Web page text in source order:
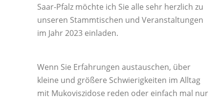
Saar-Pfalz möchte ich Sie alle sehr herzlich zu
unseren Stammtischen und Veranstaltungen
im Jahr 2023 einladen.
Wenn Sie Erfahrungen austauschen, über
kleine und größere Schwierigkeiten im Alltag
mit Mukoviszidose reden oder einfach mal nur